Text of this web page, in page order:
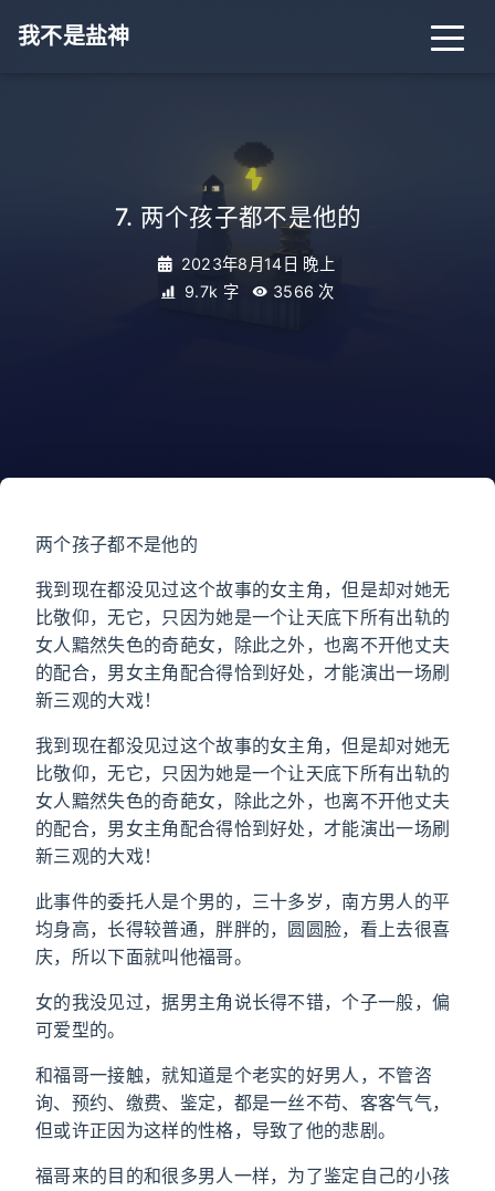
我不是盐神
7. 两个孩子都不是他的
2023年8月14日 晚上
9.7k 字
3566 次
两个孩子都不是他的
我到现在都没见过这个故事的女主角，但是却对她无
比敬仰，无它，只因为她是一个让天底下所有出轨的
女人黯然失色的奇葩女，除此之外，也离不开他丈夫
的配合，男女主角配合得恰到好处，才能演出一场刷
新三观的大戏！
我到现在都没见过这个故事的女主角，但是却对她无
比敬仰，无它，只因为她是一个让天底下所有出轨的
女人黯然失色的奇葩女，除此之外，也离不开他丈夫
的配合，男女主角配合得恰到好处，才能演出一场刷
新三观的大戏！
此事件的委托人是个男的，三十多岁，南方男人的平
均身高，长得较普通，胖胖的，圆圆脸，看上去很喜
庆，所以下面就叫他福哥。
女的我没见过，据男主角说长得不错，个子一般，偏
可爱型的。
和福哥一接触，就知道是个老实的好男人，不管咨
询、预约、缴费、鉴定，都是一丝不苟、客客气气，
但或许正因为这样的性格，导致了他的悲剧。
福哥来的目的和很多男人一样，为了鉴定自己的小孩